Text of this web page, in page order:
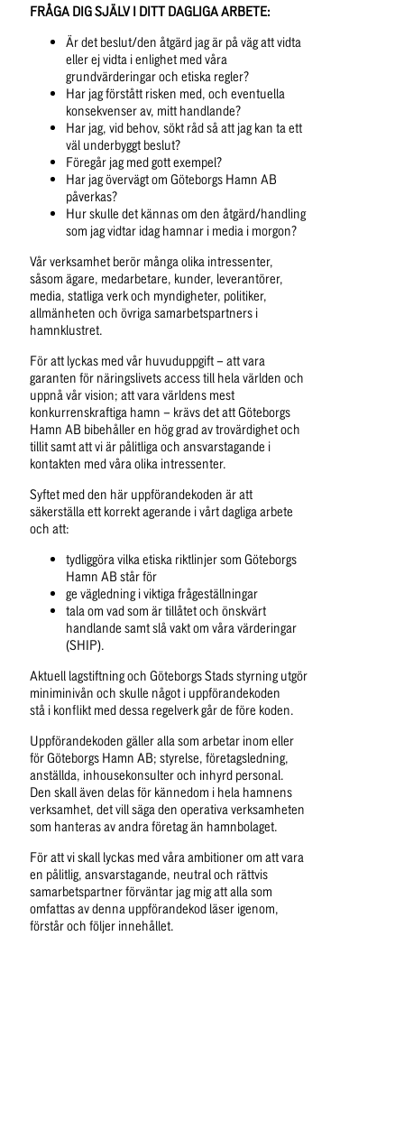
FRÅGA DIG SJÄLV I DITT DAGLIGA ARBETE:
Är det beslut/den åtgärd jag är på väg att vidta
eller ej vidta i enlighet med våra
grundvärderingar och etiska regler?
Har jag förstått risken med, och eventuella
konsekvenser av, mitt handlande?
Har jag, vid behov, sökt råd så att jag kan ta ett
väl underbyggt beslut?
Föregår jag med gott exempel?
Har jag övervägt om Göteborgs Hamn AB
påverkas?
Hur skulle det kännas om den åtgärd/handling
som jag vidtar idag hamnar i media i morgon?
Vår verksamhet berör många olika intressenter,
såsom ägare, medarbetare, kunder, leverantörer,
media, statliga verk och myndigheter, politiker,
allmänheten och övriga samarbetspartners i
hamnklustret.
För att lyckas med vår huvuduppgift – att vara
garanten för näringslivets access till hela världen och
uppnå vår vision; att vara världens mest
konkurrenskraftiga hamn – krävs det att Göteborgs
Hamn AB bibehåller en hög grad av trovärdighet och
tillit samt att vi är pålitliga och ansvarstagande i
kontakten med våra olika intressenter.
Syftet med den här uppförandekoden är att
säkerställa ett korrekt agerande i vårt dagliga arbete
och att:
tydliggöra vilka etiska riktlinjer som Göteborgs
Hamn AB står för
ge vägledning i viktiga frågeställningar
tala om vad som är tillåtet och önskvärt
handlande samt slå vakt om våra värderingar
(SHIP).
Aktuell lagstiftning och Göteborgs Stads styrning utgör
miniminivån och skulle något i uppförandekoden
stå i konflikt med dessa regelverk går de före koden.
Uppförandekoden gäller alla som arbetar inom eller
för Göteborgs Hamn AB; styrelse, företagsledning,
anställda, inhousekonsulter och inhyrd personal.
Den skall även delas för kännedom i hela hamnens
verksamhet, det vill säga den operativa verksamheten
som hanteras av andra företag än hamnbolaget.
För att vi skall lyckas med våra ambitioner om att vara
en pålitlig, ansvarstagande, neutral och rättvis
samarbetspartner förväntar jag mig att alla som
omfattas av denna uppförandekod läser igenom,
förstår och följer innehållet.